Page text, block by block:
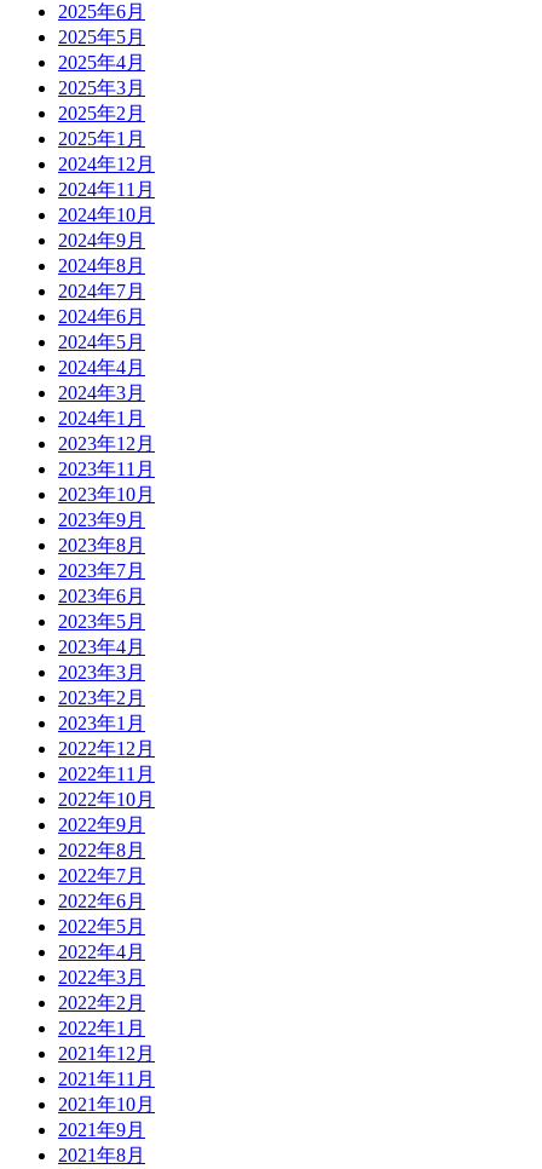
2025年6月
2025年5月
2025年4月
2025年3月
2025年2月
2025年1月
2024年12月
2024年11月
2024年10月
2024年9月
2024年8月
2024年7月
2024年6月
2024年5月
2024年4月
2024年3月
2024年1月
2023年12月
2023年11月
2023年10月
2023年9月
2023年8月
2023年7月
2023年6月
2023年5月
2023年4月
2023年3月
2023年2月
2023年1月
2022年12月
2022年11月
2022年10月
2022年9月
2022年8月
2022年7月
2022年6月
2022年5月
2022年4月
2022年3月
2022年2月
2022年1月
2021年12月
2021年11月
2021年10月
2021年9月
2021年8月